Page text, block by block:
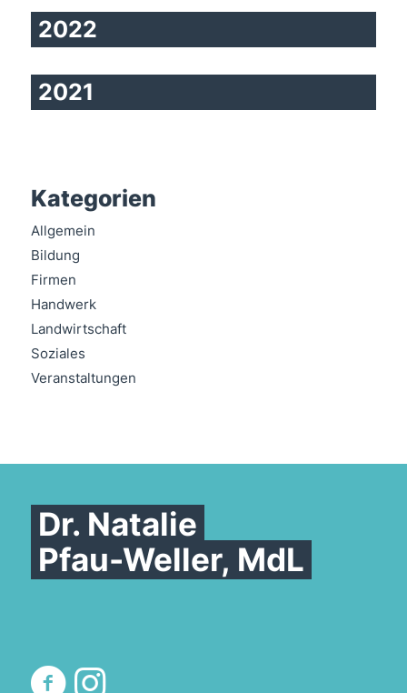
2022
2021
Kategorien
Allgemein
Bildung
Firmen
Handwerk
Landwirtschaft
Soziales
Veranstaltungen
Dr. Natalie
Pfau-Weller, MdL